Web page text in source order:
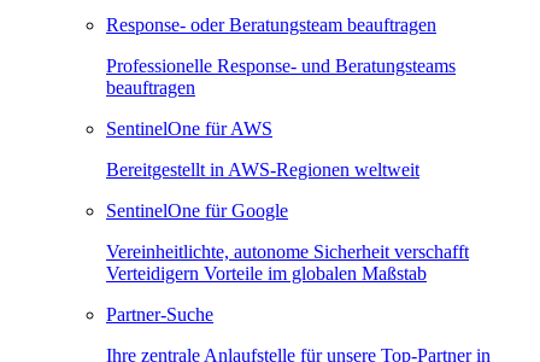
Response- oder Beratungsteam beauftragen
Professionelle Response- und Beratungsteams
beauftragen
SentinelOne für AWS
Bereitgestellt in AWS-Regionen weltweit
SentinelOne für Google
Vereinheitlichte, autonome Sicherheit verschafft
Verteidigern Vorteile im globalen Maßstab
Partner-Suche
Ihre zentrale Anlaufstelle für unsere Top-Partner in